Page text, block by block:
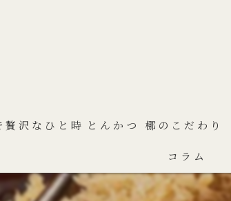
贅沢なひと時 とんかつ 梛のこだわり
コラム